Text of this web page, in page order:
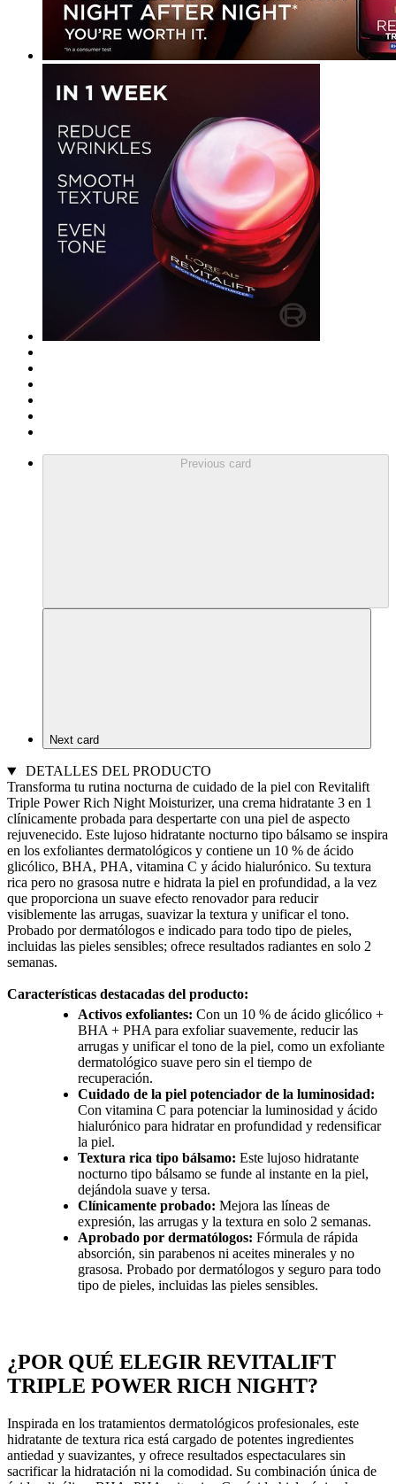
Previous card
Next card
DETALLES DEL PRODUCTO
Transforma tu rutina nocturna de cuidado de la piel con Revitalift
Triple Power Rich Night Moisturizer, una crema hidratante 3 en 1
clínicamente probada para despertarte con una piel de aspecto
rejuvenecido. Este lujoso hidratante nocturno tipo bálsamo se inspira
en los exfoliantes dermatológicos y contiene un 10 % de ácido
glicólico, BHA, PHA, vitamina C y ácido hialurónico. Su textura
rica pero no grasosa nutre e hidrata la piel en profundidad, a la vez
que proporciona un suave efecto renovador para reducir
visiblemente las arrugas, suavizar la textura y unificar el tono.
Probado por dermatólogos e indicado para todo tipo de pieles,
incluidas las pieles sensibles; ofrece resultados radiantes en solo 2
semanas.
Características destacadas del producto:
Activos exfoliantes: Con un 10 % de ácido glicólico +
BHA + PHA para exfoliar suavemente, reducir las
arrugas y unificar el tono de la piel, como un exfoliante
dermatológico suave pero sin el tiempo de
recuperación.
Cuidado de la piel potenciador de la luminosidad:
Con vitamina C para potenciar la luminosidad y ácido
hialurónico para hidratar en profundidad y redensificar
la piel.
Textura rica tipo bálsamo: Este lujoso hidratante
nocturno tipo bálsamo se funde al instante en la piel,
dejándola suave y tersa.
Clínicamente probado: Mejora las líneas de
expresión, las arrugas y la textura en solo 2 semanas.
Aprobado por dermatólogos: Fórmula de rápida
absorción, sin parabenos ni aceites minerales y no
grasosa. Probado por dermatólogos y seguro para todo
tipo de pieles, incluidas las pieles sensibles.
¿POR QUÉ ELEGIR REVITALIFT
TRIPLE POWER RICH NIGHT?
Inspirada en los tratamientos dermatológicos profesionales, este
hidratante de textura rica está cargado de potentes ingredientes
antiedad y suavizantes, y ofrece resultados espectaculares sin
sacrificar la hidratación ni la comodidad. Su combinación única de